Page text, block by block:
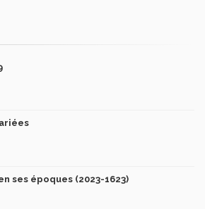
ses époques (2023-1623)